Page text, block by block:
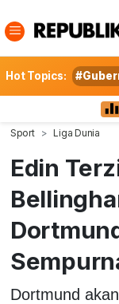
Hot Topics:
Sport Liga Dunia
Edin
Dortmund